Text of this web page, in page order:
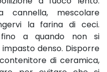
mescolare
la farina di ceci.
fino a quando non si
denso. Disporre
di ceramica,